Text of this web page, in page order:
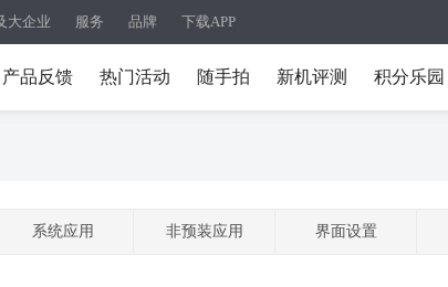
大企业 服务 品牌 下载APP
产品反馈 热门活动 随手拍 新机评测 积分乐园
系统应用 非预装应用 界面设置